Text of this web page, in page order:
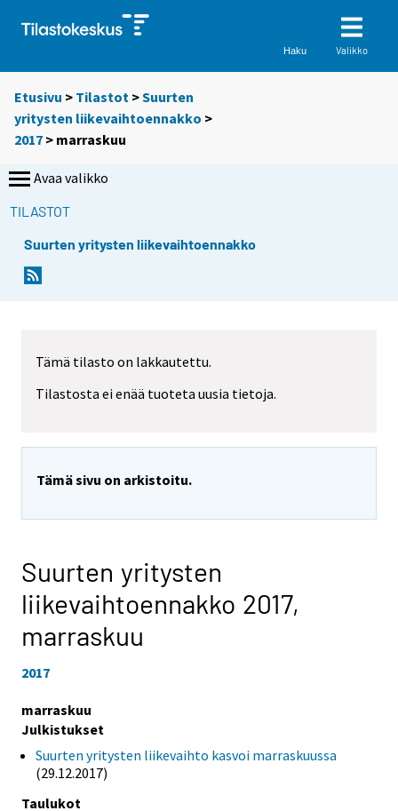
Haku Valikko
Etusivu > Tilastot >Suurten
yritysten liikevaihtoennakko >
2017 > marraskuu
Avaa valikko
TILASTOT
Suurten yritysten liikevaihtoennakko
Tämä tilasto on lakkautettu.
Tilastosta ei enää tuoteta uusia tietoja.
Tämä sivu on arkistoitu.
Suurten yritysten
liikevaihtoennakko 2017,
marraskuu
2017
marraskuu
Julkistukset
Suurten yritysten liikevaihto kasvoi marraskuussa
(29.12.2017)
Taulukot